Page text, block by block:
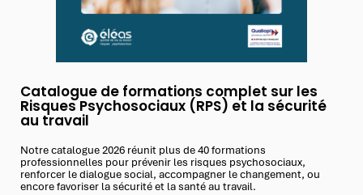
Catalogue de formations complet sur les
Risques Psychosociaux (RPS) et la sécurité
au travail
Notre catalogue 2026 réunit plus de 40 formations
professionnelles pour prévenir les risques psychosociaux,
renforcer le dialogue social, accompagner le changement, ou
encore favoriser la sécurité et la santé au travail.